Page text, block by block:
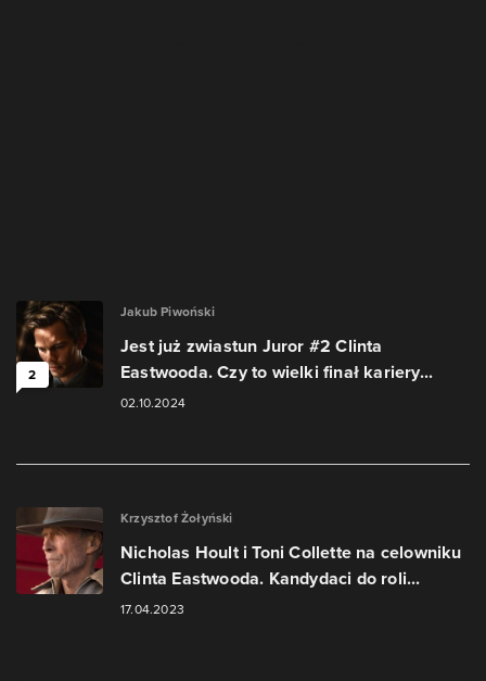
2
Jakub Piwoński
Jest już zwiastun Juror #2 Clinta
Eastwooda. Czy to wielki finał kariery...
02.10.2024
Krzysztof Żołyński
Nicholas Hoult i Toni Collette na celowniku
Clinta Eastwooda. Kandydaci do roli...
17.04.2023